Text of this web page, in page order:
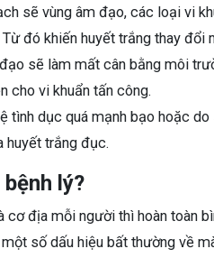
sẽ vùng âm đạo, các loại vi
đó khiến huyết trắng thay đổi
sẽ làm mất cân bằng môi
cho vi khuẩn tấn công.
tình dục quá mạnh bạo hoặc
huyết trắng đục.
lý?
địa mỗi người thì hoàn toàn
số dấu hiệu bất thường về